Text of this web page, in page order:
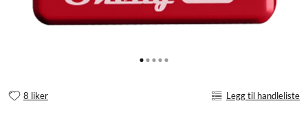
8 liker Legg til handleliste